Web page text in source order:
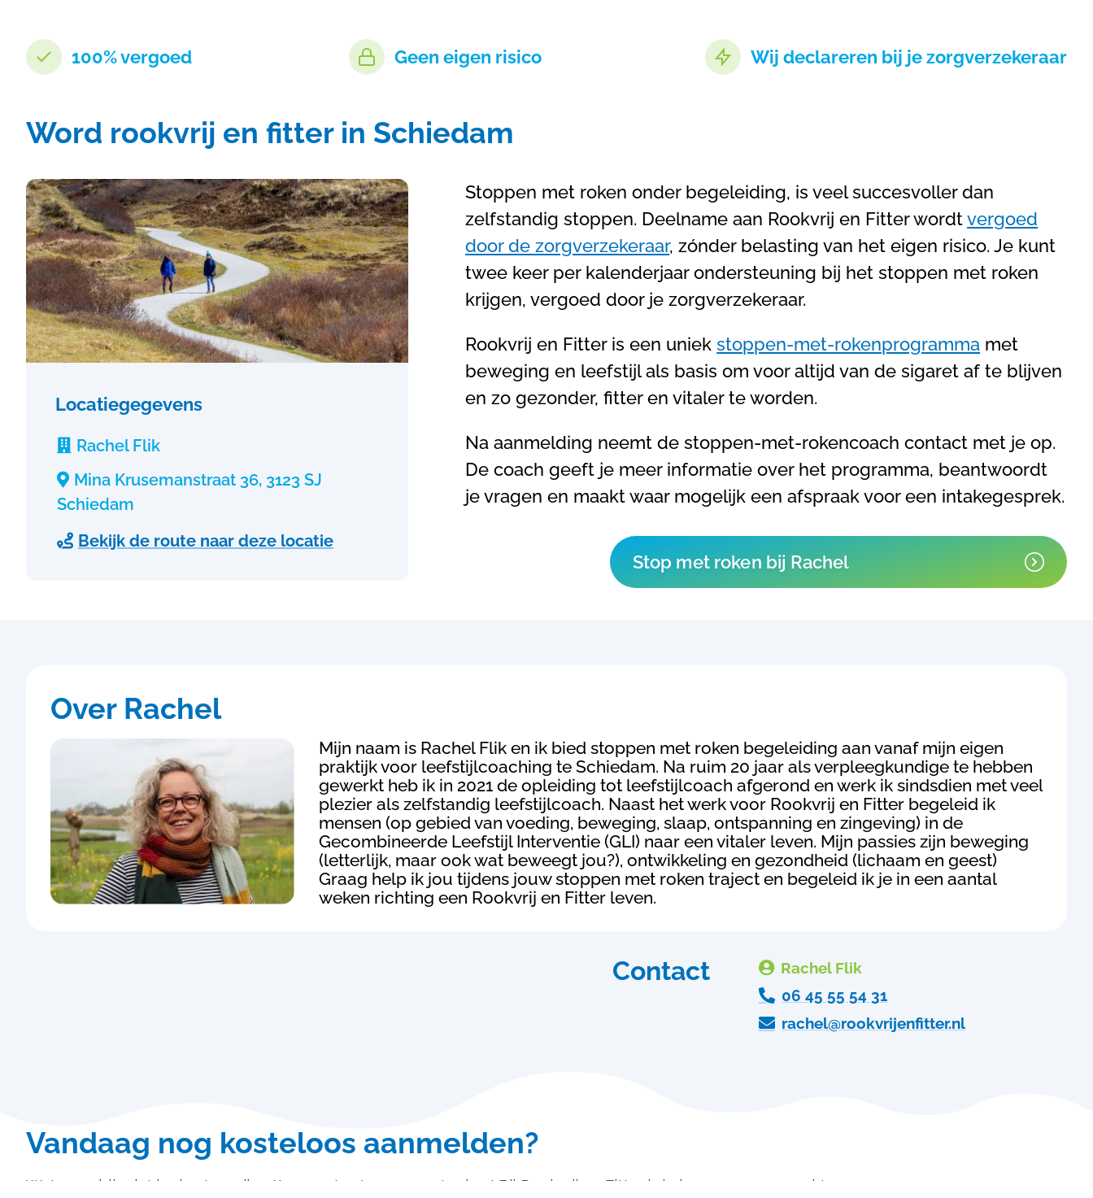
100% vergoed Geen eigen risico Wij declareren bij je zorgverzekeraar
Word rookvrij en fitter in Schiedam
Locatiegegevens
 Rachel Flik
 Mina Krusemanstraat 36, 3123 SJ
Schiedam
 Bekijk de route naar deze locatie
Stoppen met roken onder begeleiding, is veel succesvoller dan
zelfstandig stoppen. Deelname aan Rookvrij en Fitter wordtvergoed
door de zorgverzekeraar, zónder belasting van het eigen risico. Je kunt
twee keer per kalenderjaar ondersteuning bij het stoppen met roken
krijgen, vergoed door je zorgverzekeraar.
Rookvrij en Fitter is een uniek stoppen-met-rokenprogramma met
beweging en leefstijl als basis om voor altijd van de sigaret af te blijven
en zo gezonder, fitter en vitaler te worden.
Na aanmelding neemt de stoppen-met-rokencoach contact met je op.
De coach geeft je meer informatie over het programma, beantwoordt
je vragen en maakt waar mogelijk een afspraak voor een intakegesprek.
Stop met roken bij Rachel
Over Rachel
Mijn naam is Rachel Flik en ik bied stoppen met roken begeleiding aan vanaf mijn eigen
praktijk voor leefstijlcoaching te Schiedam. Na ruim 20 jaar als verpleegkundige te hebben
gewerkt heb ik in 2021 de opleiding tot leefstijlcoach afgerond en werk ik sindsdien met veel
plezier als zelfstandig leefstijlcoach. Naast het werk voor Rookvrij en Fitter begeleid ik
mensen (op gebied van voeding, beweging, slaap, ontspanning en zingeving) in de
Gecombineerde Leefstijl Interventie (GLI) naar een vitaler leven. Mijn passies zijn beweging
(letterlijk, maar ook wat beweegt jou?), ontwikkeling en gezondheid (lichaam en geest)
Graag help ik jou tijdens jouw stoppen met roken traject en begeleid ik je in een aantal
weken richting een Rookvrij en Fitter leven.
Contact  Rachel Flik
 06 45 55 54 31
 rachel@rookvrijenfitter.nl
Vandaag nog kosteloos aanmelden?